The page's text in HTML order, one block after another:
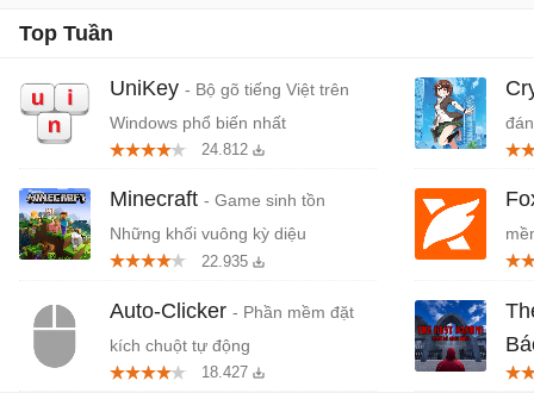
Top Tuần
UniKey - Bộ gõ tiếng Việt trên
Windows phổ biến nhất
24.812
Minecraft - Game sinh tồn
Những khối vuông kỳ diệu
22.935
Auto-Clicker - Phần mềm đặt
kích chuột tự động
18.427